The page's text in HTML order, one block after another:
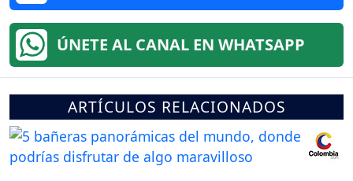
ÚNETE AL CANAL EN WHATSAPP
ARTÍCULOS RELACIONADOS